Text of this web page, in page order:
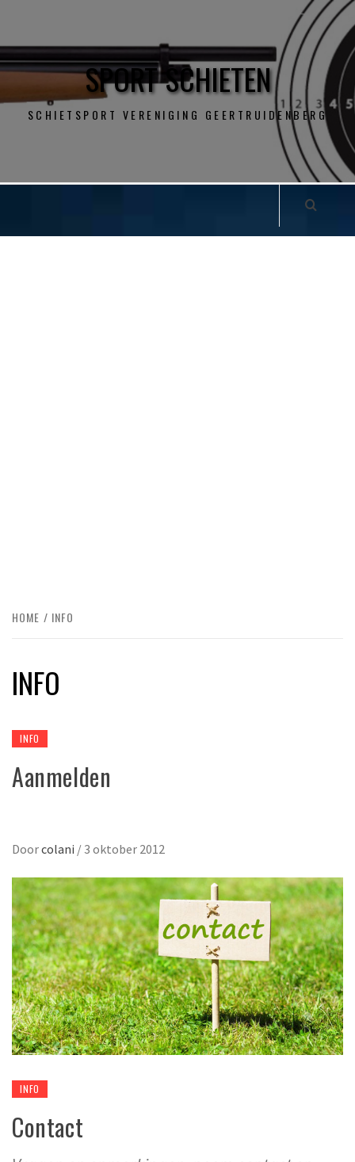
SPORT SCHIETEN
SCHIETSPORT VERENIGING GEERTRUIDENBERG
HOME INFO
INFO
INFO
Aanmelden
Doorcolani / 3 oktober 2012
INFO
Contact